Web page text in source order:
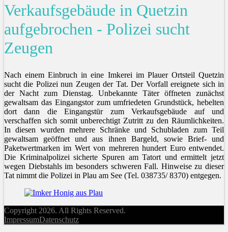
Verkaufsgebäude in Quetzin
aufgebrochen - Polizei sucht
Zeugen
Nach einem Einbruch in eine Imkerei im Plauer Ortsteil Quetzin
sucht die Polizei nun Zeugen der Tat. Der Vorfall ereignete sich in
der Nacht zum Dienstag. Unbekannte Täter öffneten zunächst
gewaltsam das Eingangstor zum umfriedeten Grundstück, hebelten
dort dann die Eingangstür zum Verkaufsgebäude auf und
verschaffen sich somit unberechtigt Zutritt zu den Räumlichkeiten.
In diesen wurden mehrere Schränke und Schubladen zum Teil
gewaltsam geöffnet und aus ihnen Bargeld, sowie Brief- und
Paketwertmarken im Wert von mehreren hundert Euro entwendet.
Die Kriminalpolizei sicherte Spuren am Tatort und ermittelt jetzt
wegen Diebstahls im besonders schweren Fall. Hinweise zu dieser
Tat nimmt die Polizei in Plau am See (Tel. 038735/ 8370) entgegen.
Copyright 2026. All Rights Reserved.
ImpressumDatenschutz